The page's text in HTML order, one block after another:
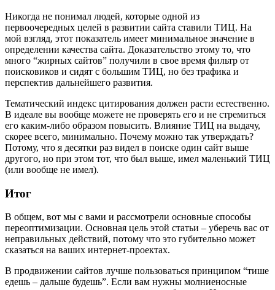
Никогда не понимал людей, которые одной из
первоочередных целей в развитии сайта ставили ТИЦ. На
мой взгляд, этот показатель имеет минимальное значение в
определении качества сайта. Доказательство этому то, что
много “жирных сайтов” получили в свое время фильтр от
поисковиков и сидят с большим ТИЦ, но без трафика и
перспектив дальнейшего развития.
Тематический индекс цитирования должен расти естественно.
В идеале вы вообще можете не проверять его и не стремиться
его каким-либо образом повысить. Влияние ТИЦ на выдачу,
скорее всего, минимально. Почему можно так утверждать?
Потому, что я десятки раз видел в поиске один сайт выше
другого, но при этом тот, что был выше, имел маленький ТИЦ
(или вообще не имел).
Итог
В общем, вот мы с вами и рассмотрели основные способы
переоптимизации. Основная цель этой статьи – уберечь вас от
неправильных действий, потому что это губительно может
сказаться на ваших интернет-проектах.
В продвижении сайтов лучше пользоваться принципом “тише
едешь – дальше будешь”. Если вам нужны молниеносные